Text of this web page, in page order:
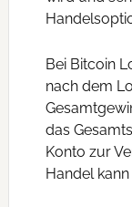
Bei Bitcoin
nach dem
das
Konto zur
Handel